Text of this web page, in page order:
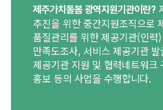
제주가치돌봄 광역지원기관이란?
추진을 위한 중간지원조직으로
품질관리를 위한 제공기관(인
만족도조사, 서비스 제공기관
제공기관 지원 및 협력네트워크
홍보 등의 사업을 수행합니다.